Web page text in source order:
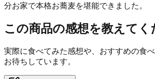
分お家で本格お蕎麦を堪能できました。
この商品の感想を教えてく
実際に食べてみた感想や、おすすめの食
お待ちしています。